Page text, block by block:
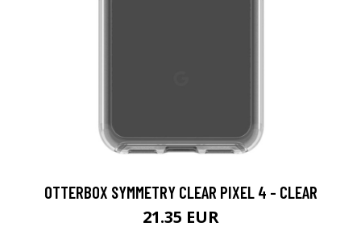
OTTERBOX SYMMETRY CLEAR PIXEL 4 - CLEAR
21.35 EUR